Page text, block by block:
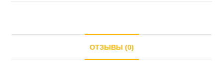
ОТЗЫВЫ (0)